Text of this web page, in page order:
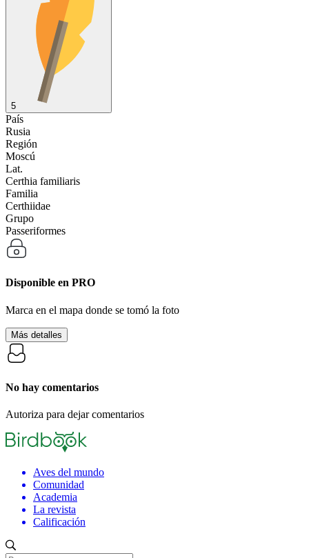
5
País
Rusia
Región
Moscú
Lat.
Certhia familiaris
Familia
Certhiidae
Grupo
Passeriformes
Disponible en PRO
Marca en el mapa donde se tomó la foto
Más detalles
No hay comentarios
Autoriza para dejar comentarios
Aves del mundo
Comunidad
Academia
La revista
Calificación